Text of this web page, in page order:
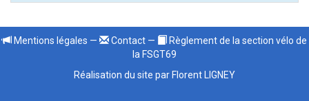
Mentions légales — Contact —
Règlement de la section vélo de
la FSGT69
Réalisation du site par Florent LIGNEY